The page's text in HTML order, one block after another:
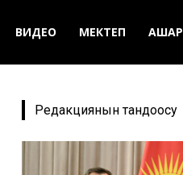
ВИДЕО МЕКТЕП АШАР
Редакциянын тандоосу